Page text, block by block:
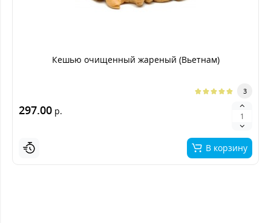
Кешью очищенный жареный (Вьетнам)
3
297.00 р.
В корзину